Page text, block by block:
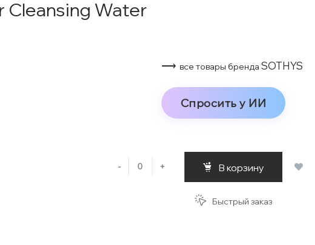
Water
⟶ все товары бренда SOTHYS
Спросить у ИИ
- + В корзину
Быстрый заказ